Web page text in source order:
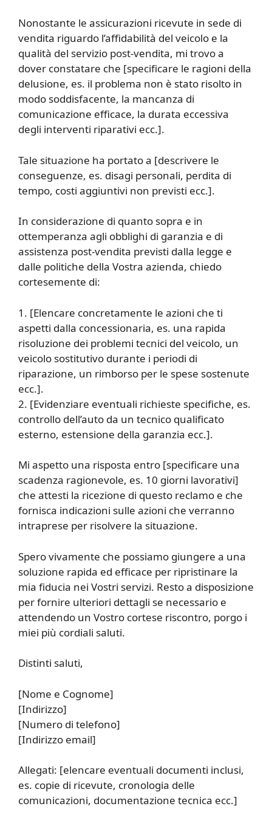
Nonostante le assicurazioni ricevute in sede di
vendita riguardo l’affidabilità del veicolo e la
qualità del servizio post-vendita, mi trovo a
dover constatare che [specificare le ragioni della
delusione, es. il problema non è stato risolto in
modo soddisfacente, la mancanza di
comunicazione efficace, la durata eccessiva
degli interventi riparativi ecc.].
Tale situazione ha portato a [descrivere le
conseguenze, es. disagi personali, perdita di
tempo, costi aggiuntivi non previsti ecc.].
In considerazione di quanto sopra e in
ottemperanza agli obblighi di garanzia e di
assistenza post-vendita previsti dalla legge e
dalle politiche della Vostra azienda, chiedo
cortesemente di:
1. [Elencare concretamente le azioni che ti
aspetti dalla concessionaria, es. una rapida
risoluzione dei problemi tecnici del veicolo, un
veicolo sostitutivo durante i periodi di
riparazione, un rimborso per le spese sostenute
ecc.].
2. [Evidenziare eventuali richieste specifiche, es.
controllo dell’auto da un tecnico qualificato
esterno, estensione della garanzia ecc.].
Mi aspetto una risposta entro [specificare una
scadenza ragionevole, es. 10 giorni lavorativi]
che attesti la ricezione di questo reclamo e che
fornisca indicazioni sulle azioni che verranno
intraprese per risolvere la situazione.
Spero vivamente che possiamo giungere a una
soluzione rapida ed efficace per ripristinare la
mia fiducia nei Vostri servizi. Resto a disposizione
per fornire ulteriori dettagli se necessario e
attendendo un Vostro cortese riscontro, porgo i
miei più cordiali saluti.
Distinti saluti,
[Nome e Cognome]
[Indirizzo]
[Numero di telefono]
[Indirizzo email]
Allegati: [elencare eventuali documenti inclusi,
es. copie di ricevute, cronologia delle
comunicazioni, documentazione tecnica ecc.]